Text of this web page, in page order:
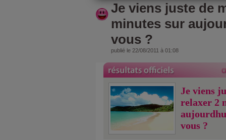
Je viens juste de
minutes sur
vous ?
publié le 22/08/2011 à 01:08
Je viens
relaxer 2
vous ?